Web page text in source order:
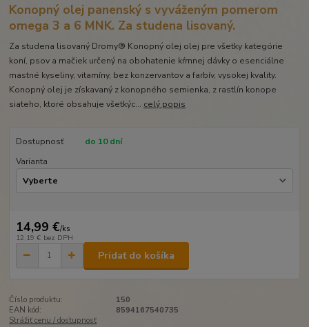
Konopný olej panenský s vyváženým pomerom
omega 3 a 6 MNK. Za studena lisovaný.
Za studena lisovaný Dromy® Konopný olej olej pre všetky kategórie
koní, psov a mačiek určený na obohatenie kŕmnej dávky o esenciálne
mastné kyseliny, vitamíny, bez konzervantov a farbív, vysokej kvality.
Konopný olej je získavaný z konopného semienka, z rastlín konope
siateho, ktoré obsahuje všetkýc... celý popis
Dostupnosť
do 10 dní
Varianta
14,99 €/ks
12,19 € bez DPH
Pridať do košíka
Číslo produktu:
150
EAN kód:
8594167540735
Strážiť cenu / dostupnosť